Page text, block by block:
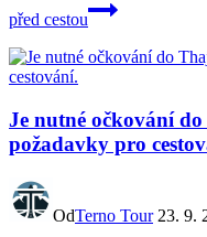
před cestou
Je nutné očkování
požadavky pro
OdTerno Tour 23. 9.